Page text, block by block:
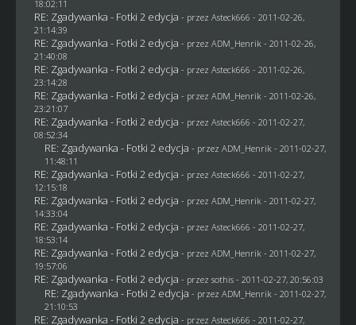
18:02:11
RE: Zgadywanka - Fotki 2 edycja - przez Asteck666 - 2011-02-26,
21:14:39
RE: Zgadywanka - Fotki 2 edycja - przez ADM_Henrik - 2011-02-26,
21:40:08
RE: Zgadywanka - Fotki 2 edycja - przez Asteck666 - 2011-02-26,
23:14:28
RE: Zgadywanka - Fotki 2 edycja - przez ADM_Henrik - 2011-02-26,
23:21:07
RE: Zgadywanka - Fotki 2 edycja - przez Asteck666 - 2011-02-27,
08:52:34
RE: Zgadywanka - Fotki 2 edycja - przez ADM_Henrik - 2011-02-27,
11:48:11
RE: Zgadywanka - Fotki 2 edycja - przez Asteck666 - 2011-02-27,
12:15:18
RE: Zgadywanka - Fotki 2 edycja - przez ADM_Henrik - 2011-02-27,
14:33:04
RE: Zgadywanka - Fotki 2 edycja - przez Asteck666 - 2011-02-27,
18:53:14
RE: Zgadywanka - Fotki 2 edycja - przez ADM_Henrik - 2011-02-27,
19:57:06
RE: Zgadywanka - Fotki 2 edycja - przez sothis- 2011-02-27, 20:56:03
RE: Zgadywanka - Fotki 2 edycja - przez ADM_Henrik - 2011-02-27,
21:10:53
RE: Zgadywanka - Fotki 2 edycja - przez Asteck666 - 2011-02-27,